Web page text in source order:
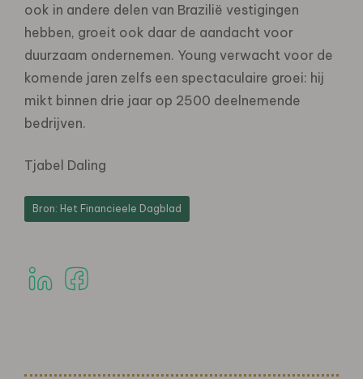
ook in andere delen van Brazilië vestigingen
hebben, groeit ook daar de aandacht voor
duurzaam ondernemen. Young verwacht voor de
komende jaren zelfs een spectaculaire groei: hij
mikt binnen drie jaar op 2500 deelnemende
bedrijven.
Tjabel Daling
Bron: Het Financieele Dagblad